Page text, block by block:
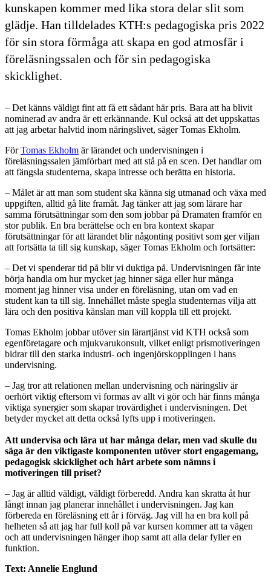
kunskapen kommer med lika stora delar slit som
glädje. Han tilldelades KTH:s pedagogiska pris 2022
för sin stora förmåga att skapa en god atmosfär i
föreläsningssalen och för sin pedagogiska
skicklighet.
– Det känns väldigt fint att få ett sådant här pris. Bara att ha blivit
nominerad av andra är ett erkännande. Kul också att det uppskattas
att jag arbetar halvtid inom näringslivet, säger Tomas Ekholm.
FörTomas Ekholm är lärandet och undervisningen i
föreläsningssalen jämförbart med att stå på en scen. Det handlar om
att fängsla studenterna, skapa intresse och berätta en historia.
– Målet är att man som student ska känna sig utmanad och växa med
uppgiften, alltid gå lite framåt. Jag tänker att jag som lärare har
samma förutsättningar som den som jobbar på Dramaten framför en
stor publik. En bra berättelse och en bra kontext skapar
förutsättningar för att lärandet blir någonting positivt som ger viljan
att fortsätta ta till sig kunskap, säger Tomas Ekholm och fortsätter:
– Det vi spenderar tid på blir vi duktiga på. Undervisningen får inte
börja handla om hur mycket jag hinner säga eller hur många
moment jag hinner visa under en föreläsning, utan om vad en
student kan ta till sig. Innehållet måste spegla studenternas vilja att
lära och den positiva känslan man vill koppla till ett projekt.
Tomas Ekholm jobbar utöver sin lärartjänst vid KTH också som
egenföretagare och mjukvarukonsult, vilket enligt prismotiveringen
bidrar till den starka industri- och ingenjörskopplingen i hans
undervisning.
– Jag tror att relationen mellan undervisning och näringsliv är
oerhört viktig eftersom vi formas av allt vi gör och här finns många
viktiga synergier som skapar trovärdighet i undervisningen. Det
betyder mycket att detta också lyfts upp i motiveringen.
Att undervisa och lära ut har många delar, men vad skulle du
säga är den viktigaste komponenten utöver stort engagemang,
pedagogisk skicklighet och hårt arbete som nämns i
motiveringen till priset?
– Jag är alltid väldigt, väldigt förberedd. Andra kan skratta åt hur
långt innan jag planerar innehållet i undervisningen. Jag kan
förbereda en föreläsning ett år i förväg. Jag vill ha en bra koll på
helheten så att jag har full koll på var kursen kommer att ta vägen
och att undervisningen hänger ihop samt att alla delar fyller en
funktion.
Text: Annelie Englund